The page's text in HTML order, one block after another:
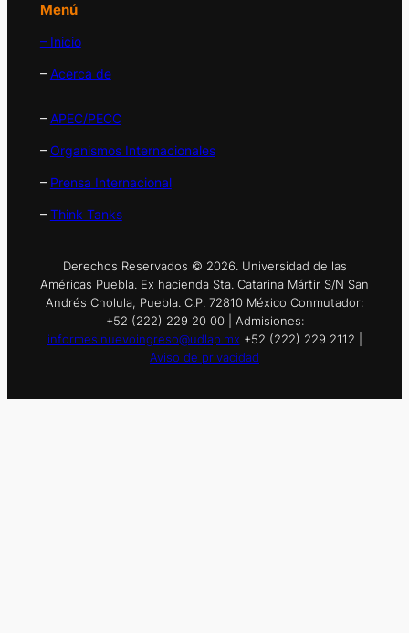
Menú
– Inicio
– Acerca de
– APEC/PECC
– Organismos Internacionales
– Prensa Internacional
– Think Tanks
Derechos Reservados © 2026. Universidad de las
Américas Puebla. Ex hacienda Sta. Catarina Mártir S/N San
Andrés Cholula, Puebla. C.P. 72810 México Conmutador:
+52 (222) 229 20 00 | Admisiones:
informes.nuevoingreso@udlap.mx +52 (222) 229 2112 |
Aviso de privacidad